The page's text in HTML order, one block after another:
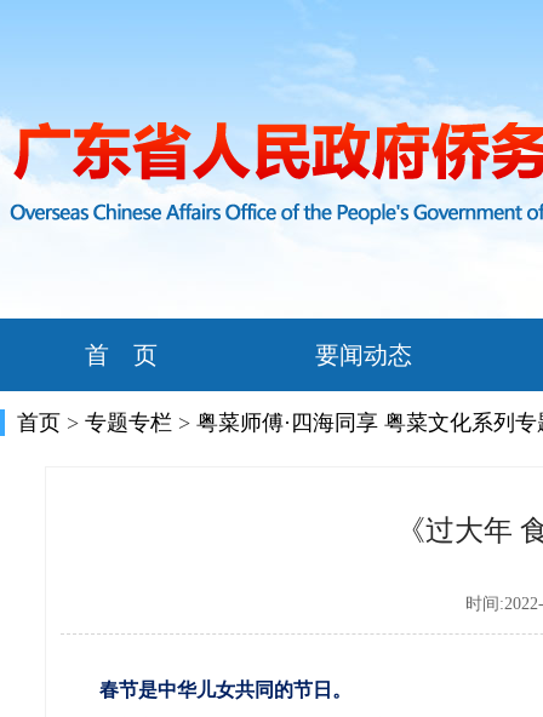
首 页 要闻动态
首页 > 专题专栏 > 粤菜师傅·四海同享 粤菜文化系列专
《过大年
时间
春节是中华儿女共同的节日。